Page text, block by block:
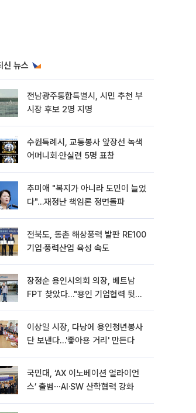
신 뉴스
전남광주통합특별시, 시민 추천 부
시장 후보 2명 지명
수원특례시, 교통봉사 앞장선 녹색
어머니회·안실련 5명 표창
추미애 "복지가 아니라 도민이 늘었
다"…재정난 책임론 정면돌파
전북도, 동촌 해상풍력 발판 RE100
기업·풍력산업 육성 속도
장정순 용인시의회 의장, 베트남
FPT 찾았다…"용인 기업협력 뒷받
이상일 시장, 다낭에 용인청년봉사
단 보낸다…'좋아용 거리' 만든다
국민대, ‘AX 이노베이션 얼라이언
스’ 출범⋯AI·SW 산학협력 강화